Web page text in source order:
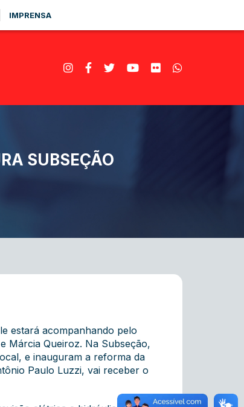
IMPRENSA
SUBSEÇÃO
estará acompanhando pelo
Márcia Queiroz. Na Subseção,
e inauguram a reforma da
Paulo Luzzi, vai receber o